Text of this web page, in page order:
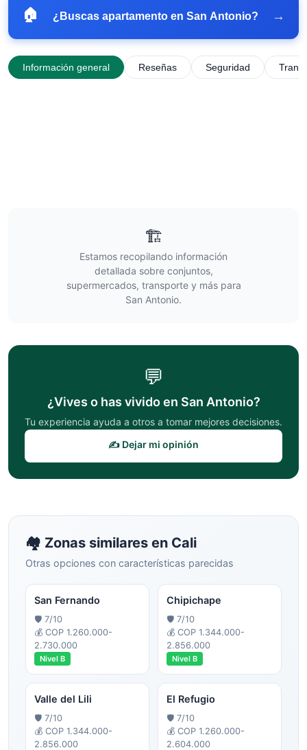
🏠 ¿Buscas apartamento en San Antonio? →
Información general Reseñas Seguridad
🏗️
Estamos recopilando información
detallada sobre conjuntos,
supermercados, transporte y más para
San Antonio.
💬
¿Vives o has vivido en San Antonio?
Tu experiencia ayuda a otros a tomar mejores decisiones.
✍️ Dejar mi opinión
🏘️ Zonas similares en Cali
Otras opciones con características parecidas
San Fernando
🛡️ 7/10
💰 COP 1.260.000-
2.730.000
Nivel B
Chipichape
🛡️ 7/10
💰 COP 1.344.000-
2.856.000
Nivel B
Valle del Lili
🛡️ 7/10
💰 COP 1.344.000-
2.856.000
El Refugio
🛡️ 7/10
💰 COP 1.260.000-
2.604.000